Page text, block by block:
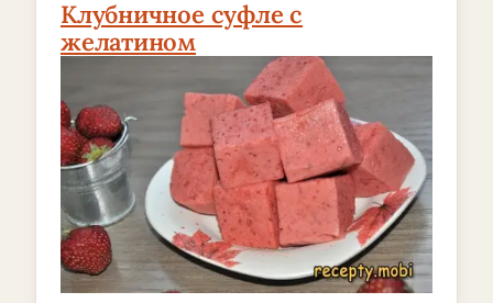
Клубничное суфле с
желатином